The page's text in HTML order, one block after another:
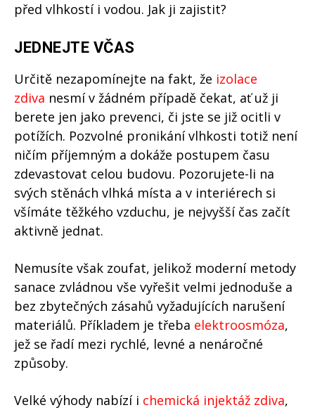
před vlhkostí i vodou. Jak ji zajistit?
JEDNEJTE VČAS
Určitě nezapomínejte na fakt, že izolace
zdiva nesmí v žádném případě čekat, ať už ji
berete jen jako prevenci, či jste se již ocitli v
potížích. Pozvolné pronikání vlhkosti totiž není
ničím příjemným a dokáže postupem času
zdevastovat celou budovu. Pozorujete-li na
svých stěnách vlhká místa a v interiérech si
všímáte těžkého vzduchu, je nejvyšší čas začít
aktivně jednat.
Nemusíte však zoufat, jelikož moderní metody
sanace zvládnou vše vyřešit velmi jednoduše a
bez zbytečných zásahů vyžadujících narušení
materiálů. Příkladem je třeba elektroosmóza,
jež se řadí mezi rychlé, levné a nenáročné
způsoby.
Velké výhody nabízí i chemická injektáž zdiva,